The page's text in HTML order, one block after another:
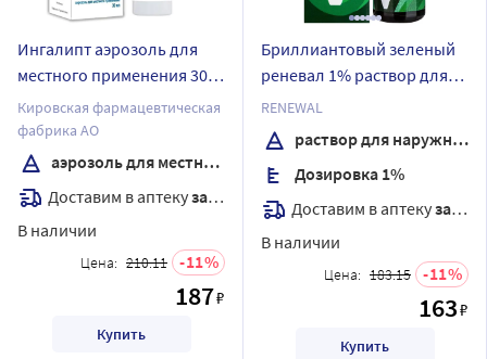
Ингалипт аэрозоль для
местного применения 30
мл
Кировская фармацевтическая
фабрика АО
аэрозоль для местного применения
Доставим в аптекузавтра
В наличии
Цена: 210.11 11
187₽
Купить
Бриллиантовый зеленый
реневал 1% раствор для
наружного применения
спиртовой флакон с
лопаткой 10 мл
RENEWAL
раствор для наружного применения спиртовой
Дозировка 1%
Доставим в аптекузавтра
В наличии
Цена: 183.15 11
163₽
Купить